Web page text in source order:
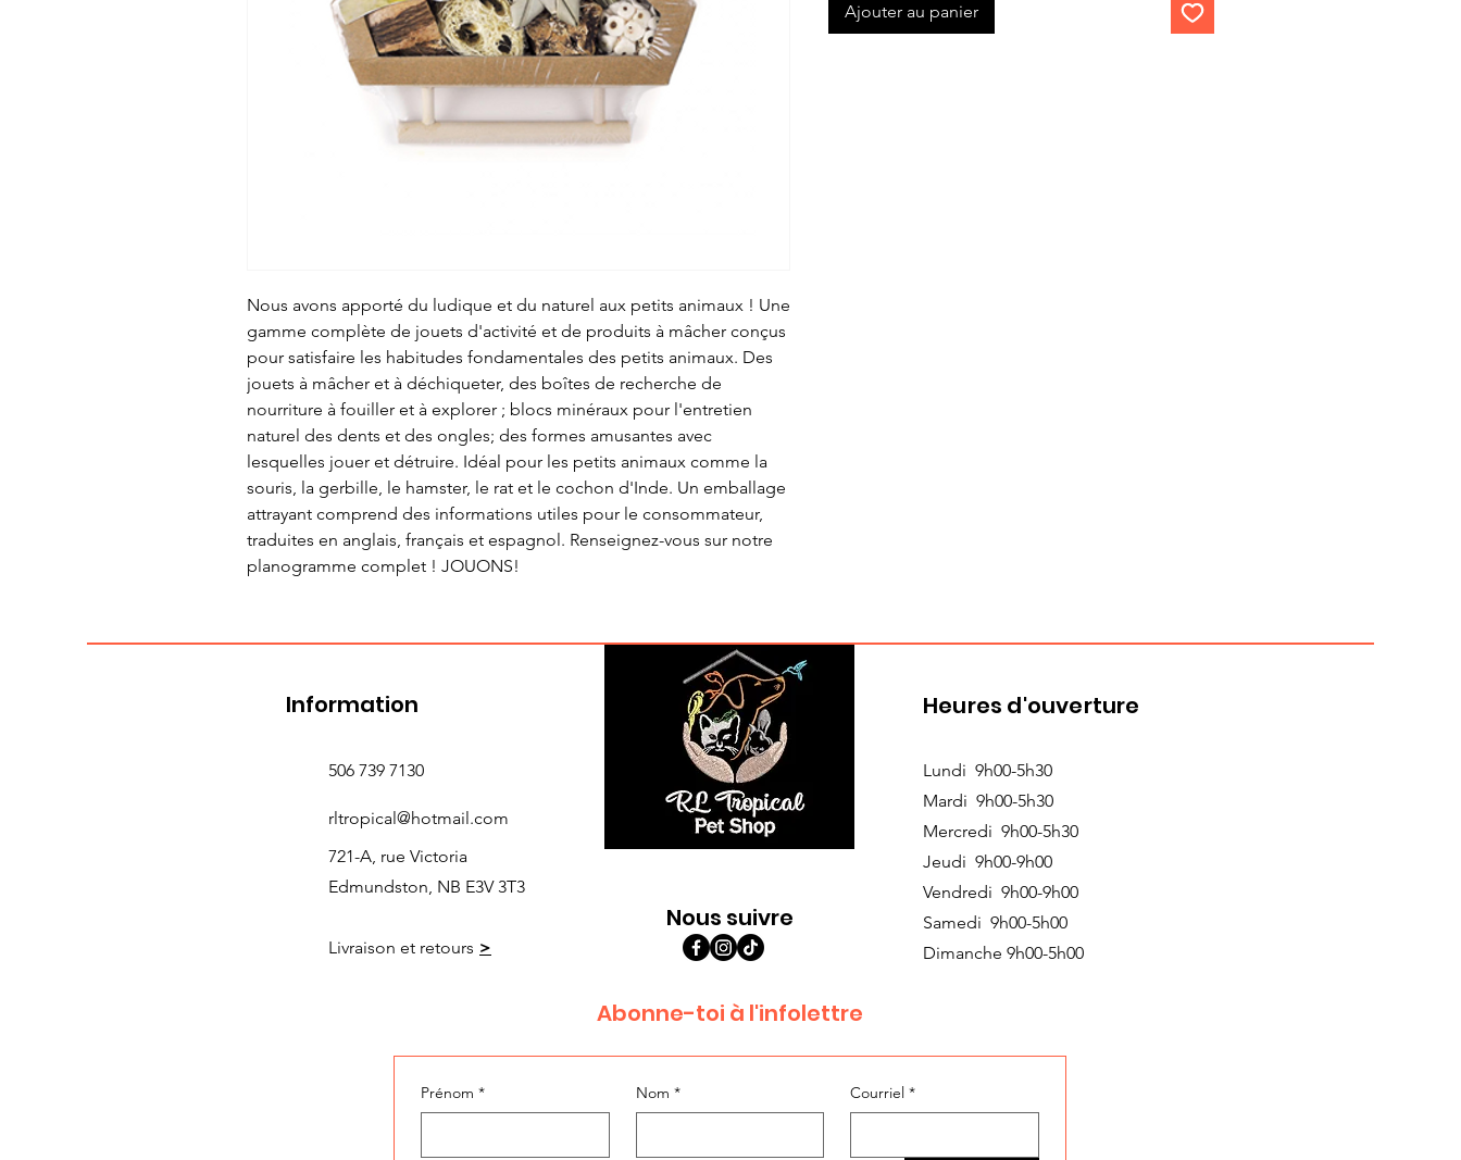
Nous avons apporté du ludique et du naturel aux petits animaux ! Une
gamme complète de jouets d'activité et de produits à mâcher conçus
pour satisfaire les habitudes fondamentales des petits animaux. Des
jouets à mâcher et à déchiqueter, des boîtes de recherche de
nourriture à fouiller et à explorer ; blocs minéraux pour l'entretien
naturel des dents et des ongles; des formes amusantes avec
lesquelles jouer et détruire. Idéal pour les petits animaux comme la
souris, la gerbille, le hamster, le rat et le cochon d'Inde. Un emballage
attrayant comprend des informations utiles pour le consommateur,
traduites en anglais, français et espagnol. Renseignez-vous sur notre
planogramme complet ! JOUONS!
Ajouter au panier
Nous suivre
Information
Livraison et retours >
506 739 7130
rltropical@hotmail.com
721-A, rue Victoria
Edmundston, NB E3V 3T3
Heures d'ouverture
Lundi 9h00-5h30
Mardi 9h00-5h30
Mercredi 9h00-5h30
Jeudi 9h00-9h00
Vendredi 9h00-9h00
Samedi 9h00-5h00
Dimanche 9h00-5h00
Abonne-toi à l'infolettre
Prénom * Nom * Courriel *